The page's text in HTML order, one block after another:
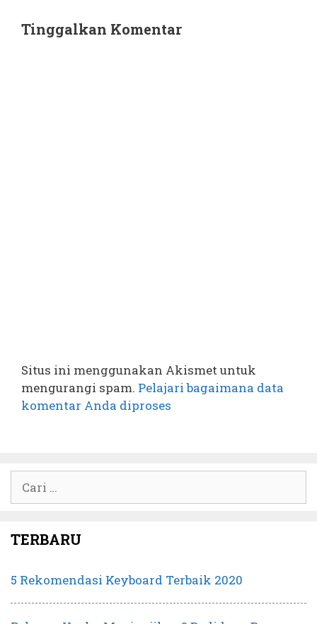
Tinggalkan Komentar
Situs ini menggunakan Akismet untuk
mengurangi spam. Pelajari bagaimana data
komentar Anda diproses
untuk:
TERBARU
5 Rekomendasi Keyboard Terbaik 2020